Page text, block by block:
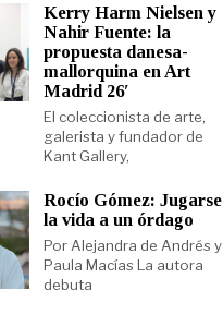
Kerry Harm Nielsen y
Nahir Fuente: la
propuesta danesa-
mallorquina en Art
Madrid 26′
El coleccionista de arte,
galerista y fundador de
Kant Gallery,
Rocío Gómez: Jugarse
la vida a un órdago
Por Alejandra de Andrés y
Paula Macías La autora
debuta